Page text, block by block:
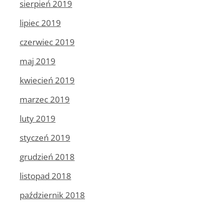
sierpień 2019
lipiec 2019
czerwiec 2019
maj 2019
kwiecień 2019
marzec 2019
luty 2019
styczeń 2019
grudzień 2018
listopad 2018
październik 2018